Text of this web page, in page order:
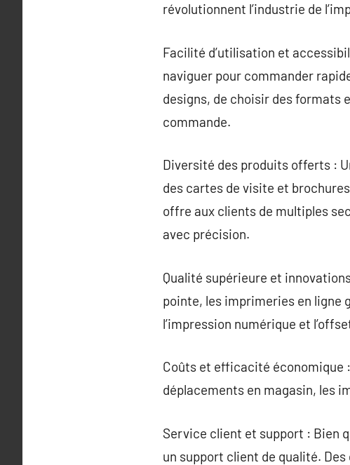
révolutionnent l’industrie de
Facilité d’utilisation et
naviguer pour commander
designs, de choisir des formats
commande.
Diversité des produits offerts :
des cartes de visite et
offre aux clients de multiples
avec précision.
Qualité supérieure et
pointe, les imprimeries en ligne
l’impression numérique et
Coûts et efficacité économique
déplacements en magasin, les
Service client et support : Bien
un support client de qualité.